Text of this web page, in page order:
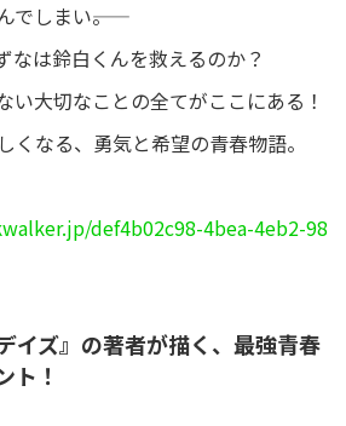
しまい――。
なは鈴白くんを救えるのか？
い大切なことの全てがここにある！
くなる、勇気と希望の青春物語。
def4b02c98-4bea-4eb2-98
イズ』の著者が描く、最強青春
ト！